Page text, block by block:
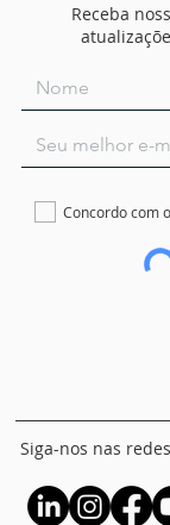
Receba
Concordo com
Siga-nos nas